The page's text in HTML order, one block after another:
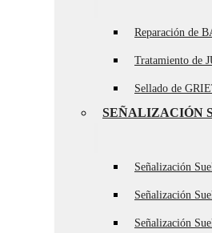
Reparación de
Tratamiento de
Sellado de
SEÑALIZACIÓN
Señalización
Señalización
Señalización